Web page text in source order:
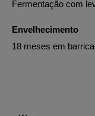
Fermentação com
Envelhecimento
18 meses em